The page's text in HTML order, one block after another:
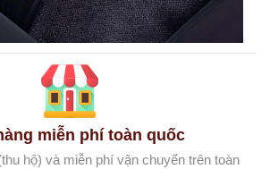
miễn phí toàn quốc
hộ) và miễn phí vận chuyển trên toàn